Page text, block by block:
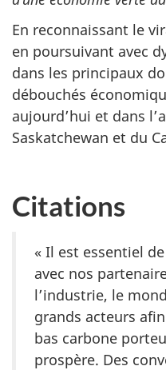
En reconnaissant le
en poursuivant avec
dans les principaux
débouchés
aujourd’hui et dans
Saskatchewan et du
Citations
« Il est essentiel
avec nos
l’industrie, le
grands acteurs
bas carbone
prospère. Des